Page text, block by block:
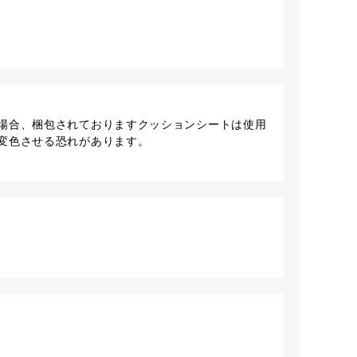
合、梱包されておりますクッションシートは使用
させる恐れがあります。